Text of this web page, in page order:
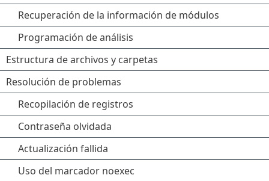
Recuperación de la información de módulos
Programación de análisis
Estructura de archivos y carpetas
Resolución de problemas
Recopilación de registros
Contraseña olvidada
Actualización fallida
Uso del marcador noexec